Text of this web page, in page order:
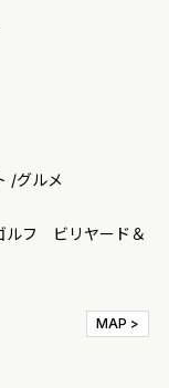
/グルメ
ルフ ビリヤード＆
MAP >